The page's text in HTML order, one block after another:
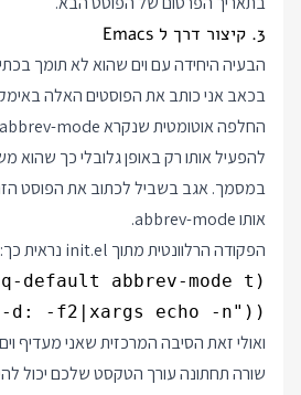
3. קיצור דרך ל Emacs
הבעיה היחידה עם וים שהוא לא תומך
בכאב אני כותב את הפוסטים האלה
במסמך. אגב בשביל לכתוב את הפוסט
אותו abbrev-mode.
הפקודה הרלוונטית מתוך init.el נראית כך:
(define-abbrev global-abbrev-table "pdt" (shell-command-to-string "seq 7|xargs -IN date -v +Nd +'%a:%Y-%m-%d'|egrep 'Thu|Mon'|head -1|cut -d: -f2|xargs echo -n"))
ואולי זאת הסיבה המרכזית שאני מעדיף
שורה תחתונה עורך הטקסט שלכם יכול